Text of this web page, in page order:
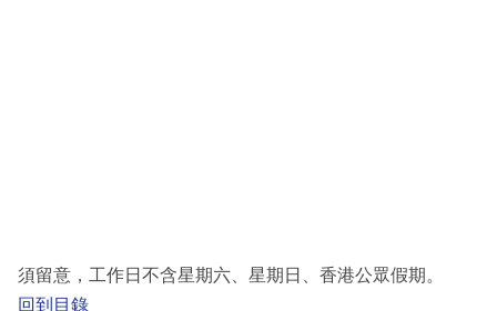
須留意，工作日不含星期六、星期日、香港公眾假期。
回到目錄